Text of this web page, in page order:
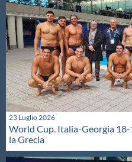
23 Luglio 2026
World Cup. Italia-Georgia
la Grecia